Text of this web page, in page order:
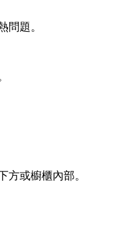
問題。
或櫥櫃內部。